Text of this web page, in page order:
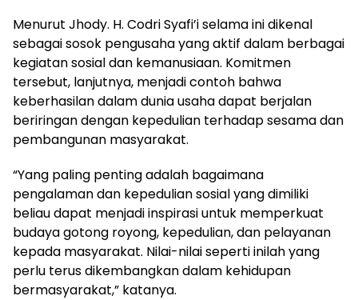
Menurut Jhody. H. Codri Syafi’i selama ini dikenal
sebagai sosok pengusaha yang aktif dalam berbagai
kegiatan sosial dan kemanusiaan. Komitmen
tersebut, lanjutnya, menjadi contoh bahwa
keberhasilan dalam dunia usaha dapat berjalan
beriringan dengan kepedulian terhadap sesama dan
pembangunan masyarakat.
“Yang paling penting adalah bagaimana
pengalaman dan kepedulian sosial yang dimiliki
beliau dapat menjadi inspirasi untuk memperkuat
budaya gotong royong, kepedulian, dan pelayanan
kepada masyarakat. Nilai-nilai seperti inilah yang
perlu terus dikembangkan dalam kehidupan
bermasyarakat,” katanya.